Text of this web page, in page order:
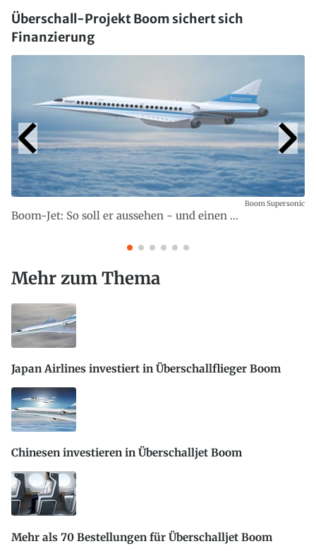
Überschall-Projekt Boom sichert sich
Finanzierung
Boom-Jet: So soll er aussehen - und einen ...
Boom Supersonic
Mehr zum Thema
Japan Airlines investiert in Überschallflieger Boom
Chinesen investieren in Überschalljet Boom
Mehr als 70 Bestellungen für Überschalljet Boom